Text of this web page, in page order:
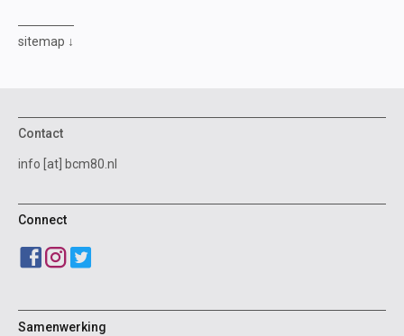
sitemap
Contact
info [at] bcm80.nl
Connect
Samenwerking